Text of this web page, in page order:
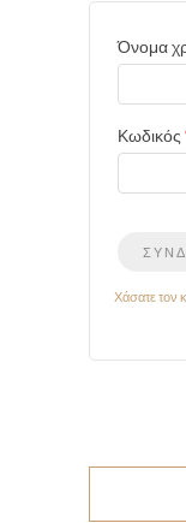
Όνομα
Κωδικός
Χάσατε τον